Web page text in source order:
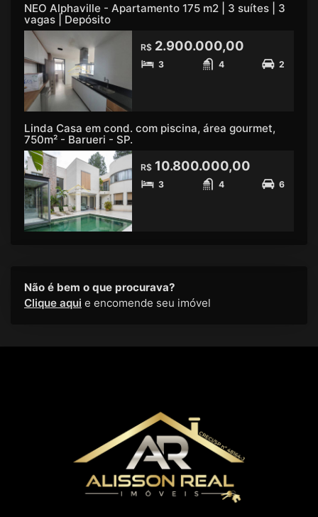
NEO Alphaville - Apartamento 175 m2 | 3 suítes | 3
vagas | Depósito
R$ 2.900.000,00
3 4 2
Linda Casa em cond. com piscina, área gourmet,
750m² - Barueri - SP.
R$ 10.800.000,00
3 4 6
Não é bem o que procurava?
Clique aqui e encomende seu imóvel